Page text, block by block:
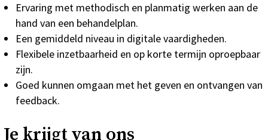
Ervaring met methodisch en planmatig werken aan de
hand van een behandelplan.
Een gemiddeld niveau in digitale vaardigheden.
Flexibele inzetbaarheid en op korte termijn oproepbaar
zijn.
Goed kunnen omgaan met het geven en ontvangen van
feedback.
Je krijgt van ons